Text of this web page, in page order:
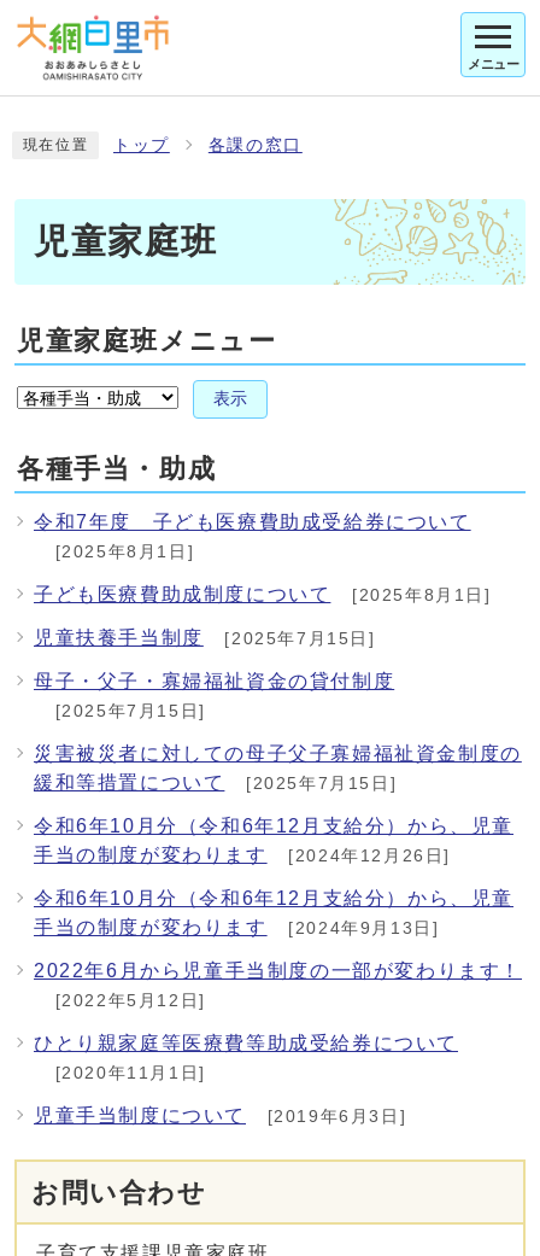
メニュー
現在位置 トップ 各課の窓口
児童家庭班
児童家庭班メニュー
表示
各種手当・助成
令和7年度 子ども医療費助成受給券について
[2025年8月1日]
子ども医療費助成制度について [2025年8月1日]
児童扶養手当制度 [2025年7月15日]
母子・父子・寡婦福祉資金の貸付制度
[2025年7月15日]
災害被災者に対しての母子父子寡婦福祉資金制度の
緩和等措置について
[2025年7月15日]
令和6年10月分（令和6年12月支給分）から、児童
手当の制度が変わります
[2024年12月26日]
令和6年10月分（令和6年12月支給分）から、児童
手当の制度が変わります
[2024年9月13日]
2022年6月から児童手当制度の一部が変わります！
[2022年5月12日]
ひとり親家庭等医療費等助成受給券について
[2020年11月1日]
児童手当制度について [2019年6月3日]
お問い合わせ